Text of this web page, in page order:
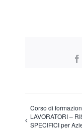
Corso di
LAVORATORI –
SPECIFICI per